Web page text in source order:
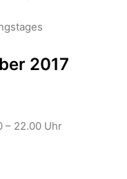
2017
– 22.00 Uhr